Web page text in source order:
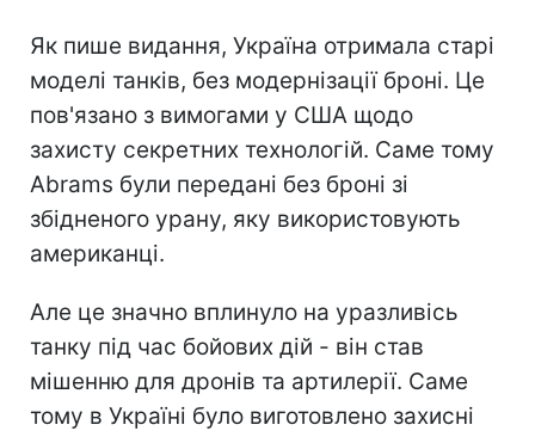
Як пише видання, Україна отримала старі
моделі танків, без модернізації броні. Це
пов'язано з вимогами у США щодо
захисту секретних технологій. Саме тому
Abrams були передані без броні зі
збідненого урану, яку використовують
американці.
Але це значно вплинуло на уразливісь
танку під час бойових дій - він став
мішенню для дронів та артилерії. Саме
тому в Україні було виготовлено захисні